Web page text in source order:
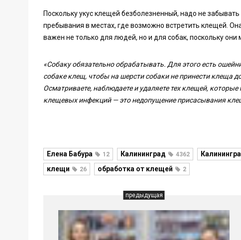
Поскольку укус клещей безболезненный, надо не
пребывания в местах, где возможно встретить клещей.
важен не только для людей, но и для собак, поскольку они
«Собаку обязательно обрабатывать. Для этого есть
собаке клещ, чтобы на шерсти собаки не принести клеща
Осматриваете, наблюдаете и удаляете тех клещей,
клещевых инфекций — это недопущение присасывания
Елена Бабура 12 Калининград 4362
клещи 26 обработка от клещей 2
предыдущая